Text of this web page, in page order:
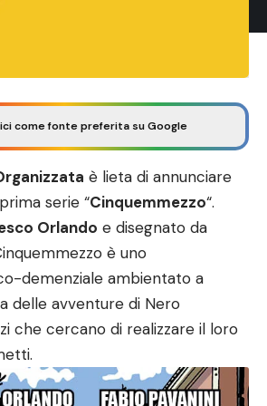
come fonte preferita su Google
è lieta di annunciare
serie “Cinquemmezzo“.
Orlando e disegnato da
è uno
demenziale ambientato a
delle avventure di Nero
che cercano di realizzare il loro